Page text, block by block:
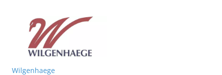
Wilgenhaege